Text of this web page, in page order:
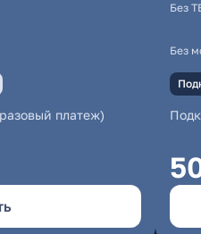
платеж)
Без
Без